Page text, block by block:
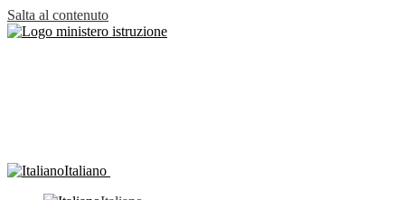
Salta al contenuto
Italiano